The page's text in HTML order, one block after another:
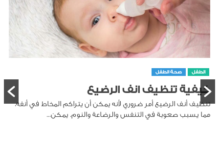
الطفل صحة الطفل
كيفية تنظيف انف الرضيع
تنظيف أنف الرضيع أمر ضروري لأنه يمكن أن يتراكم المخاط في أنفه،
مما يسبب صعوبة في التنفس والرضاعة والنوم. يمكن...